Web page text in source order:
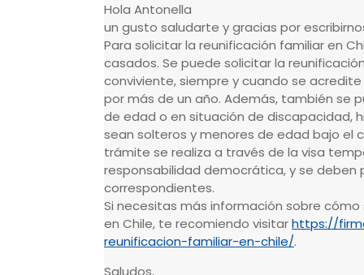
Hola Antonella
un gusto saludarte y gracias por
Para solicitar la reunificación familiar en
casados. Se puede solicitar la
conviviente, siempre y cuando se
por más de un año. Además, también se
de edad o en situación de discapacidad,
sean solteros y menores de edad bajo el
trámite se realiza a través de la visa
responsabilidad democrática, y se deben
correspondientes.
Si necesitas más información sobre
en Chile, te recomiendo visitarhttps://
reunificacion-familiar-en-chile/.
Saludos,